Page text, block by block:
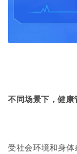
不同场景下，健
受社会环境和身